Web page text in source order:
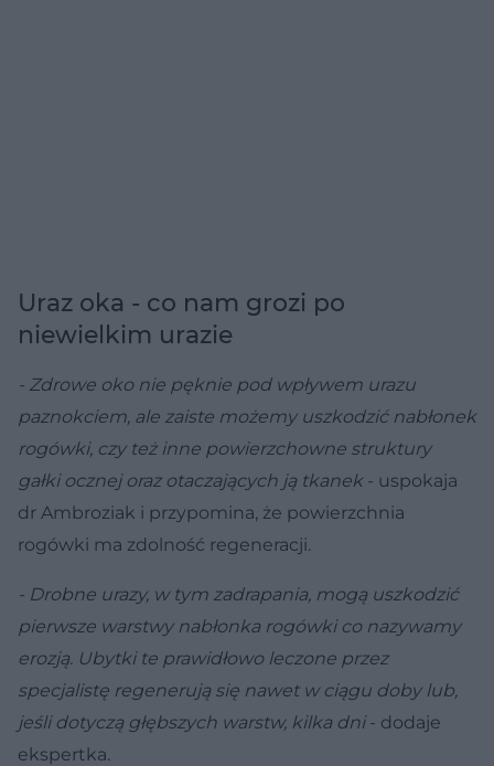
Uraz oka - co nam grozi po
niewielkim urazie
- Zdrowe oko nie pęknie pod wpływem urazu
paznokciem, ale zaiste możemy uszkodzić nabłonek
rogówki, czy też inne powierzchowne struktury
gałki ocznej oraz otaczających ją tkanek - uspokaja
dr Ambroziak i przypomina, że powierzchnia
rogówki ma zdolność regeneracji.
- Drobne urazy, w tym zadrapania, mogą uszkodzić
pierwsze warstwy nabłonka rogówki co nazywamy
erozją. Ubytki te prawidłowo leczone przez
specjalistę regenerują się nawet w ciągu doby lub,
jeśli dotyczą głębszych warstw, kilka dni- dodaje
ekspertka.